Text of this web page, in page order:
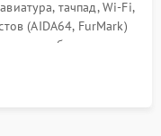
тачпад, Wi-Fi,
(AIDA64, FurMark)
и стабильности